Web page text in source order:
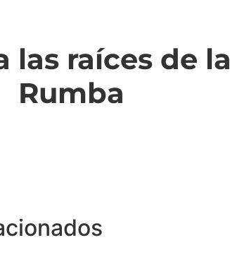
las raíces de la
Rumba